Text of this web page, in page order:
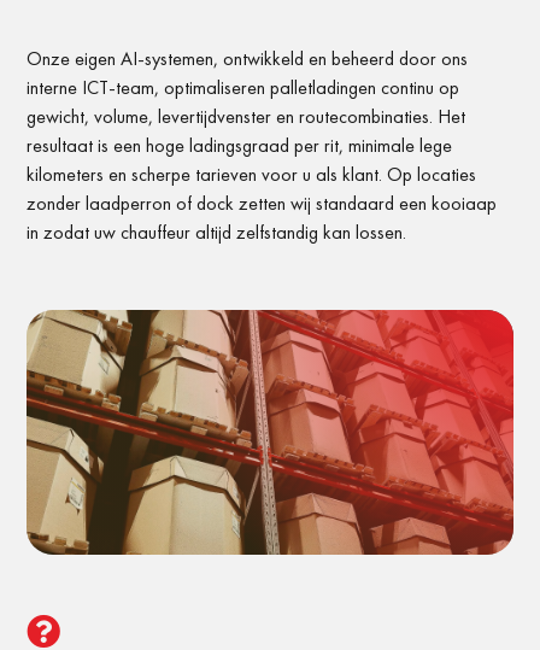
Onze eigen AI-systemen, ontwikkeld en beheerd door ons
interne ICT-team, optimaliseren palletladingen continu op
gewicht, volume, levertijdvenster en routecombinaties. Het
resultaat is een hoge ladingsgraad per rit, minimale lege
kilometers en scherpe tarieven voor u als klant. Op locaties
zonder laadperron of dock zetten wij standaard een kooiaap
in zodat uw chauffeur altijd zelfstandig kan lossen.
